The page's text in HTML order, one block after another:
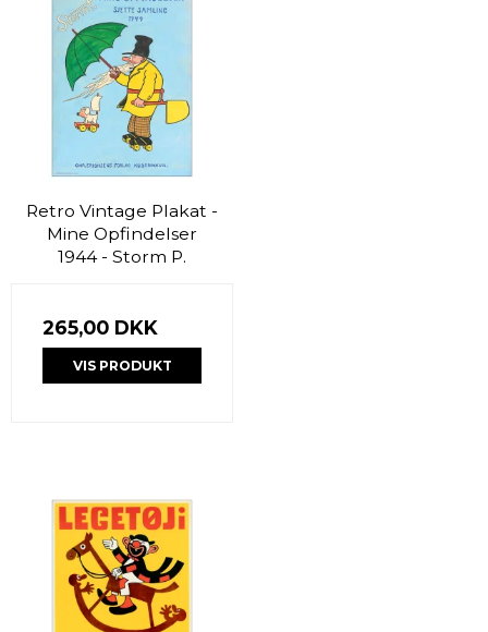
Retro Vintage Plakat -
Mine Opfindelser
1944 - Storm P.
265,00 DKK
VIS PRODUKT